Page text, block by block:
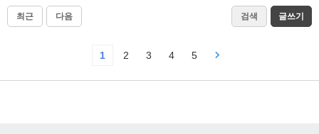
최근 다음 검색 글쓰기
1 2 3 4 5